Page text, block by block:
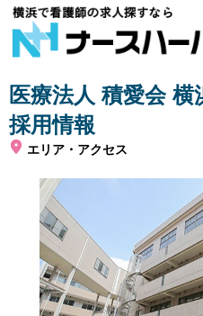
医療法人 積愛会 横
採用情報
エリア・アクセス